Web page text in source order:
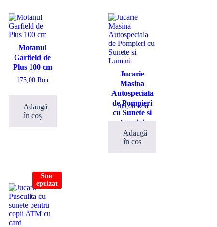
Motanul
Garfield de
Plus 100 cm
175,00Ron
Adaugă
în coș
Jucarie
Masina
Autospeciala
de Pompieri
cu Sunete si
Lumini
109,00Ron
Adaugă
în coș
Stoc
epuizat